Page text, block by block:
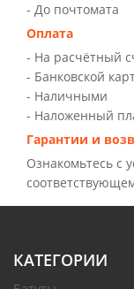
- До почтомата
Оплата
- На расчётный
- Банковской
- Наличными
- Наложенный
Гарантии и
Ознакомьтесь с
КАТЕГОРИИ